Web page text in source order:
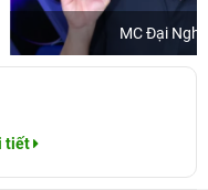
tiết